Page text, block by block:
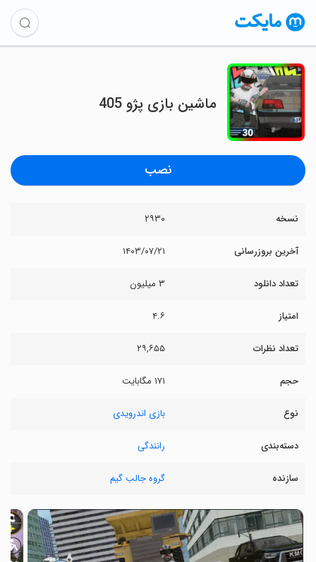
‏ماشین بازی پژو 405
نصب
نسخه ۲۹۳۰
آخرین بروزرسانی ۱۴۰۳/۰۷/۲۱
تعداد دانلود ۳ میلیون
امتیاز ۴.۶
تعداد نظرات ۲۹,۶۵۵
حجم ۱۷۱ مگابایت
نوع بازی اندرویدی
دسته‌بندی رانندگی
سازنده گروه جالب گیم